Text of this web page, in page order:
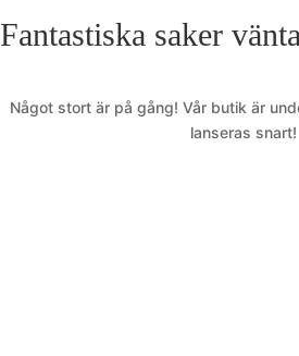
Fantastiska saker
Något stort är på gång! Vår butik är
lanseras snart!